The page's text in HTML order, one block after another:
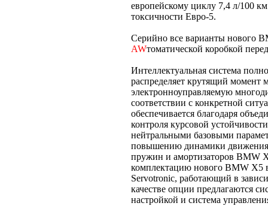
европейскому циклу 7,4 л/100
токсичности Евро-5.
Серийно все варианты нового
AWтоматической коробкой
Интеллектуальная система
распределяет крутящий момент
электронноуправляемую
соответствии с конкретной
обеспечивается благодаря
контроля курсовой
нейтральными базовыми
повышению динамики
пружин и амортизаторов BMW
комплектацию нового BMW X5
Servotronic, работающий в
качестве опции предлагаются
настройкой и система